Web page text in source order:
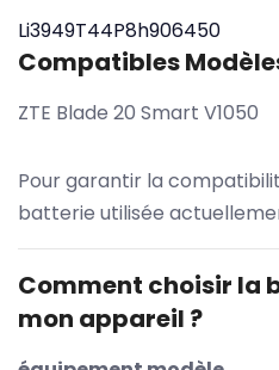
Li3949T44P8h906450
Compatibles
ZTE Blade 20 Smart V1050
Pour garantir la
batterie utilisée
Comment choisir la
mon appareil ?